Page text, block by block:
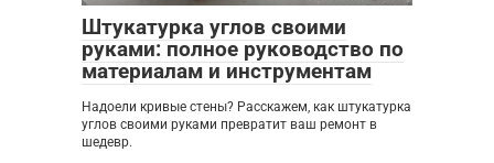
Штукатурка углов своими
руками: полное руководство по
материалам и инструментам
Надоели кривые стены? Расскажем, как штукатурка
углов своими руками превратит ваш ремонт в
шедевр.